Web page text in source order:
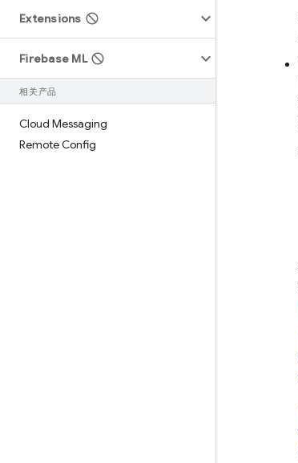
Extensions
Firebase ML
相关产品
Cloud Messaging
Remote Config